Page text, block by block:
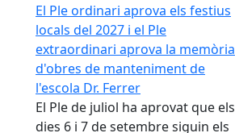
El Ple ordinari aprova els festius
locals del 2027 i el Ple
extraordinari aprova la memòria
d'obres de manteniment de
l'escola Dr. Ferrer
El Ple de juliol ha aprovat que els
dies 6 i 7 de setembre siguin els